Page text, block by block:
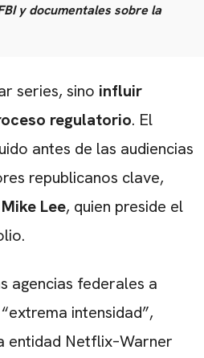
y documentales sobre la
series, sino influir
regulatorio. El
antes de las audiencias
republicanos clave,
Mike Lee, quien preside el
agencias federales a
intensidad”,
entidad Netflix–Warner